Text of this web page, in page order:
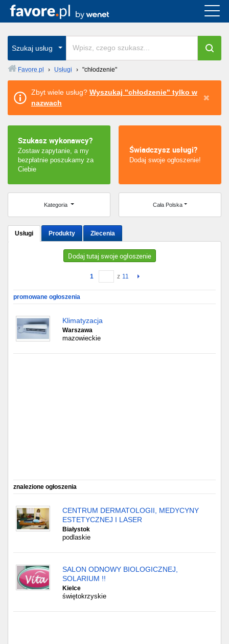
Szukaj usług
Favore.pl › Usługi › "chłodzenie"
Zbyt wiele usług? Wyszukaj "chłodzenie" tylko w
nazwach
Szukasz wykonawcy?
Zostaw zapytanie, a my
bezpłatnie poszukamy za
Ciebie
Świadczysz usługi?
Dodaj swoje ogłoszenie!
Kategoria Cała Polska
Usługi Produkty Zlecenia
Dodaj tutaj swoje ogłoszenie
1 z 11
promowane ogłoszenia
Klimatyzacja
Warszawa
mazowieckie
znalezione ogłoszenia
CENTRUM DERMATOLOGII, MEDYCYNY
ESTETYCZNEJ I LASER
Białystok
podlaskie
SALON ODNOWY BIOLOGICZNEJ,
SOLARIUM !!
Kielce
świętokrzyskie
Cała Polska
wszystkie w całym kraju
Warszawa
Wrocław
Poznań
Szczecin
Lublin
Bydgoszcz
Rzeszów
Toruń
Olsztyn
Sosnowiec
Tarnów